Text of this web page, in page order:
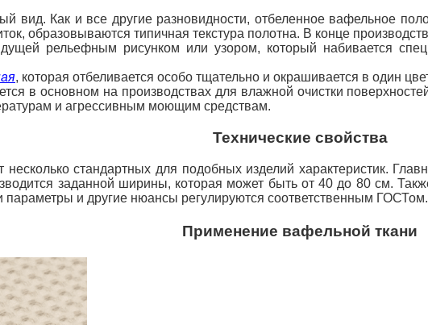
вид. Как и все другие разновидности, отбеленное вафельное
образовываются типичная текстура полотна. В конце
рельефным рисунком или узором, который набивается
, которая отбеливается особо тщательно и окрашивается в один
в основном на производствах для влажной очистки
и агрессивным моющим средствам.
Технические свойства
стандартных для подобных изделий характеристик.
заданной ширины, которая может быть от 40 до 80 см.
параметры и другие нюансы регулируются соответственным ГОСТом.
Применение вафельной ткани